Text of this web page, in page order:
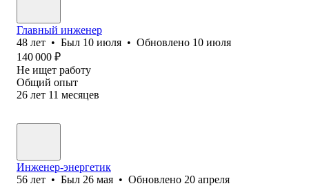
Главный инженер
48 лет • Был 10 июля • Обновлено 10 июля
140 000 ₽
Не ищет работу
Общий опыт
26 лет 11 месяцев
Инженер-энергетик
56 лет • Был 26 мая • Обновлено 20 апреля